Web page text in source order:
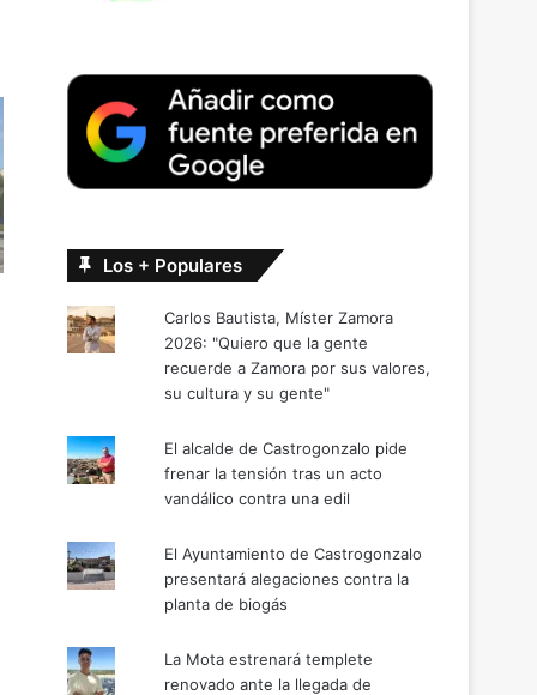
Los + Populares
Carlos Bautista, Míster Zamora
2026: "Quiero que la gente
recuerde a Zamora por sus valores,
su cultura y su gente"
El alcalde de Castrogonzalo pide
frenar la tensión tras un acto
vandálico contra una edil
El Ayuntamiento de Castrogonzalo
presentará alegaciones contra la
planta de biogás
La Mota estrenará templete
renovado ante la llegada de